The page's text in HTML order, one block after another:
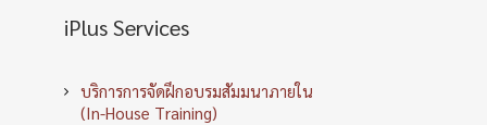
iPlus Services
บริการการจัดฝึกอบรมสัมมนาภายใน
(In-House Training)